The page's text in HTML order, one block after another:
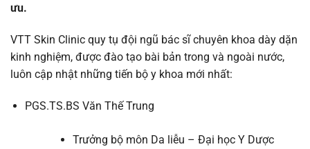
ưu.
VTT Skin Clinic quy tụ đội ngũ bác sĩ chuyên khoa dày dặn
kinh nghiệm, được đào tạo bài bản trong và ngoài nước,
luôn cập nhật những tiến bộ y khoa mới nhất:
PGS.TS.BS Văn Thế Trung
Trưởng bộ môn Da liễu – Đại học Y Dược